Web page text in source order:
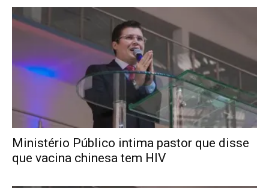
Ministério Público intima pastor que disse
que vacina chinesa tem HIV